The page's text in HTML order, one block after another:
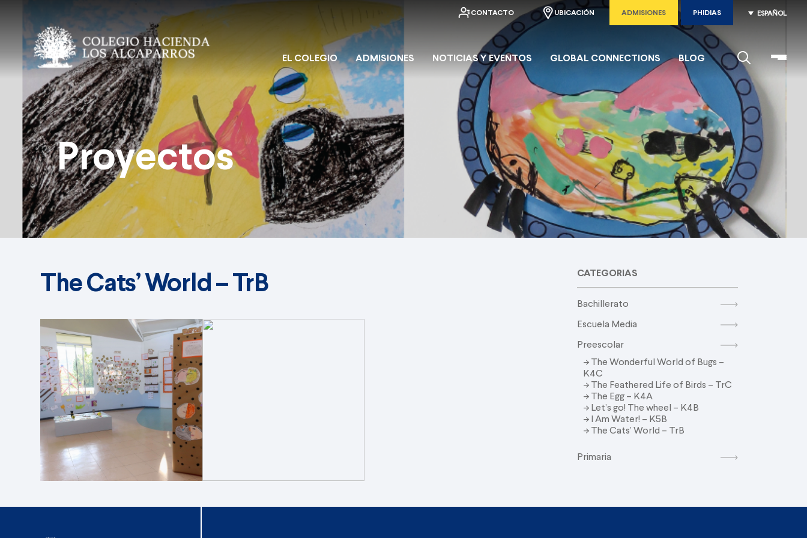
CONTACTO UBICACIÓN ADMISIONES PHIDIAS ESPAÑOL
EL COLEGIO ADMISIONES NOTICIAS Y EVENTOS GLOBAL CONNECTIONS BLOG
Proyectos
The Cats’ World – TrB CATEGORIAS
Bachillerato
Escuela Media
Preescolar
-> The Wonderful World of Bugs –
K4C
-> The Feathered Life of Birds – TrC
-> The Egg – K4A
-> Let’s go! The wheel – K4B
-> I Am Water! – K5B
-> The Cats’ World – TrB
Primaria